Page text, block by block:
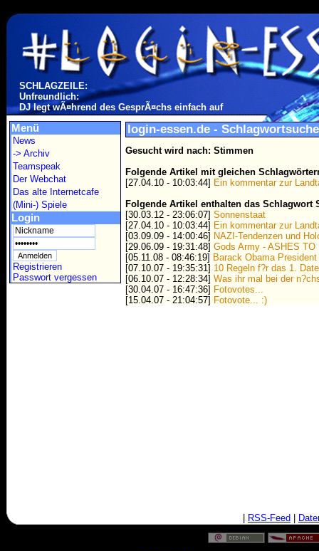
SCHLAGZEILE:
Unfreundlich:
DJ legt wÃ¤hrend des GesprÃ¤chs einfach auf
Menü
News
-> Archiv
Teamspeak
Der Webchat
Das alte Internetcafe
(Mini-) Spiele
Login
Registrieren
Passwort vergessen
login-essen.de - Schlagwortsuche
Gesucht wird nach: Stimmen
Folgende Artikel mit gleichen
[27.04.10 - 10:03:44] Ein kommentar zur
Folgende Artikel enthalten das Schlagwort
[30.03.12 - 23:06:07] Sonnenstaat
[27.04.10 - 10:03:44] Ein kommentar zur
[03.09.09 - 14:00:46] NAZI-Tendenzen und
[29.06.09 - 19:31:48] Gods Army - ASHES TO
[05.11.08 - 08:46:19] Barack Obama President
[07.10.07 - 19:35:31] 10 Regeln f?r das 1.
[06.10.07 - 12:28:34] Was ihr mal bei der
[30.04.07 - 16:47:36] Fotovotes...
[15.04.07 - 21:04:57] Fotovote... :)
RSS-Feed